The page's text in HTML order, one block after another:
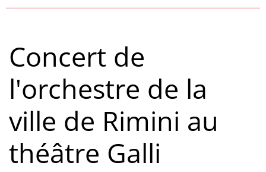
Concert de
l'orchestre de la
ville de Rimini au
théâtre Galli